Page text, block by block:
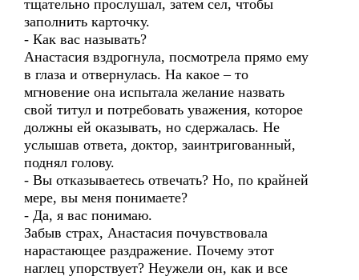
тщательно прослушал, затем сел, чтобы
заполнить карточку.
- Как вас называть?
Анастасия вздрогнула, посмотрела прямо ему
в глаза и отвернулась. На какое – то
мгновение она испытала желание назвать
свой титул и потребовать уважения, которое
должны ей оказывать, но сдержалась. Не
услышав ответа, доктор, заинтригованный,
поднял голову.
- Вы отказываетесь отвечать? Но, по крайней
мере, вы меня понимаете?
- Да, я вас понимаю.
Забыв страх, Анастасия почувствовала
нарастающее раздражение. Почему этот
наглец упорствует? Неужели он, как и все